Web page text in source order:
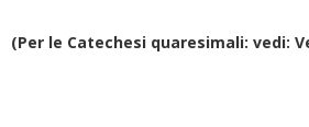
(Per le Catechesi quaresimali: vedi: